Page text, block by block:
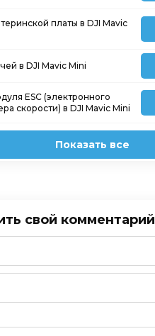
платы в DJI Mavic
в DJI Mavic Mini
ESC (электронного
скорости) в DJI Mavic Mini
Показать все
свой комментарий